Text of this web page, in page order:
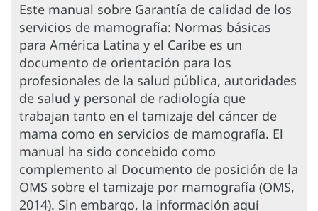
Este manual sobre Garantía de calidad de los
servicios de mamografía: Normas básicas
para América Latina y el Caribe es un
documento de orientación para los
profesionales de la salud pública, autoridades
de salud y personal de radiología que
trabajan tanto en el tamizaje del cáncer de
mama como en servicios de mamografía. El
manual ha sido concebido como
complemento al Documento de posición de la
OMS sobre el tamizaje por mamografía (OMS,
2014). Sin embargo, la información aquí